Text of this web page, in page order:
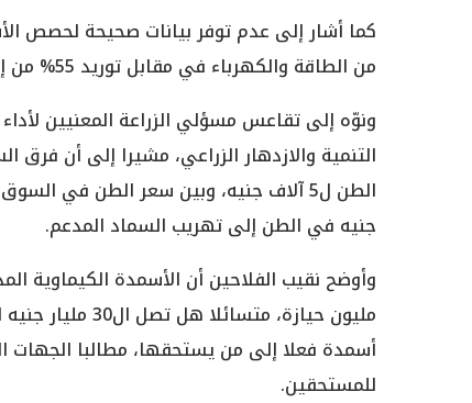
كما أشار إلى عدم توفر بيانات صحيحة لحصص
من الطاقة والكهرباء في مقابل توريد 55% من إنتاجها لوزارة الزراعة لتوزيعه كسماد مدعم.
ونوّه إلى تقاعس مسؤلي الزراعة المعنيين
التنمية والازدهار الزراعي، مشيرا إلى أن
جنيه في الطن إلى تهريب السماد المدعم.
مليون حيازة،
أسمدة فعلا إلى من يستحقها، مطالبا الجهات
للمستحقين.